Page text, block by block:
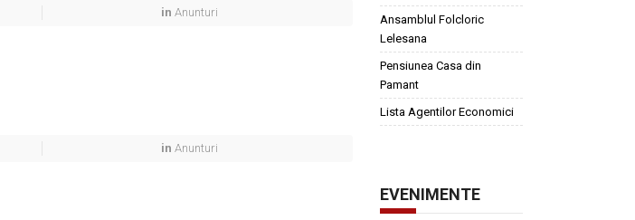
in Anunturi
in Anunturi
Ansamblul Folcloric
Lelesana
Pensiunea Casa din
Pamant
Lista Agentilor Economici
EVENIMENTE